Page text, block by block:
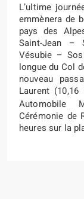
L’ultime
emmènera de
pays des
Saint-Jean –
Vésubie –
longue du Col
nouveau
Laurent
Automobile
Cérémonie de
heures sur la